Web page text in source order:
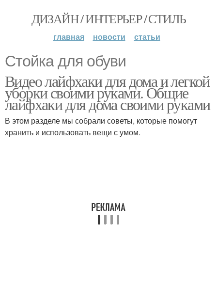
ДИЗАЙН / ИНТЕРЬЕР / СТИЛЬ
главная новости статьи
Стойка для обуви
Видео лайфхаки для дома и легкой
уборки своими руками. Общие
лайфхаки для дома своими руками
В этом разделе мы собрали советы, которые помогут
хранить и использовать вещи с умом.